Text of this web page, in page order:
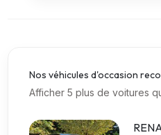
Nos véhicules d'occasion
Afficher 5 plus de voitures